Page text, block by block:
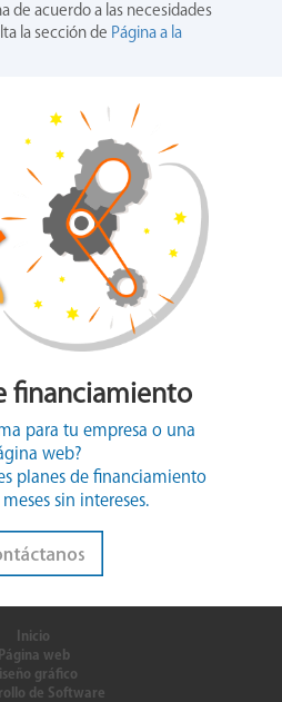
de acuerdo a las necesidades
la sección de Página a la
financiamiento
para tu empresa o una
web?
planes de financiamiento
sin intereses.
Inicio
Página web
gráfico
de Software